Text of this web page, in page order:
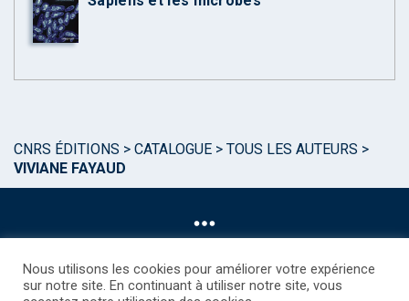
CNRS ÉDITIONS > CATALOGUE > TOUS LES AUTEURS >
VIVIANE FAYAUD
Nous utilisons les cookies pour améliorer votre expérience
sur notre site. En continuant à utiliser notre site, vous